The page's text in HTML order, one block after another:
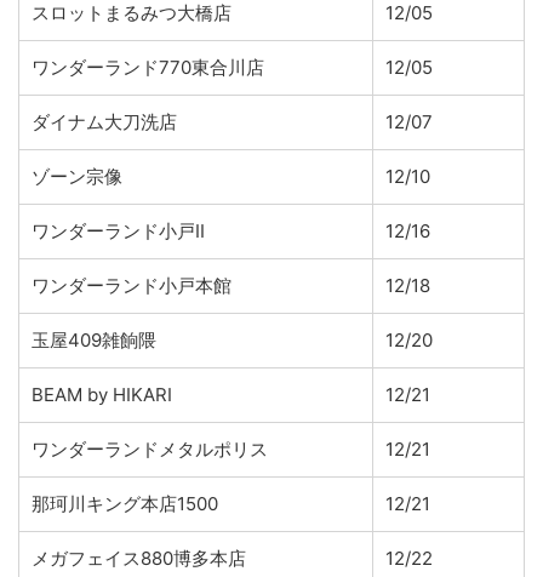
スロットまるみつ大橋店 12/05
ワンダーランド770東合川店 12/05
ダイナム大刀洗店 12/07
ゾーン宗像 12/10
ワンダーランド小戸II 12/16
ワンダーランド小戸本館 12/18
玉屋409雑餉隈 12/20
BEAM by HIKARI 12/21
ワンダーランドメタルポリス 12/21
那珂川キング本店1500 12/21
メガフェイス880博多本店 12/22